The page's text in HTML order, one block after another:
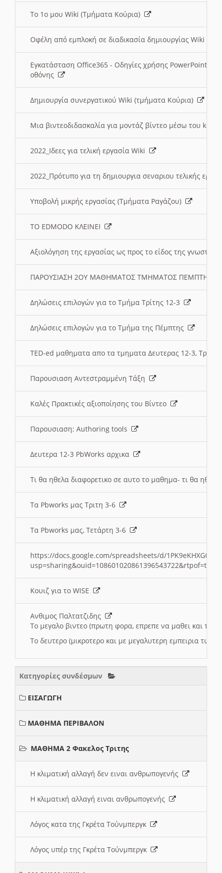
Το 1ο μου Wiki (Τμήματα Κούρια)
Οφέλη από εμπλοκή σε διαδικασία δημιουργίας Wiki
Εγκατάσταση Office365 - Οδηγίες χρήσης PowerPoint
οθόνης
Δημιουργία συνεργατικού Wiki (τμήματα Κούρια)
Μια βιντεοδιδασκαλία για μοντάζ βίντεο μέσω του
2022_Ιδεες για τελική εργασία Wiki
2022_Πρότυπο για τη δημιουργια σεναριου τελικής
Υποβολή μικρής εργασίας (Τμήματα Ραγάζου)
ΤΟ EDMODO ΚΛΕΙΝΕΙ
Αξιολόγηση της εργασίας ως προς το είδος της
ΠΑΡΟΥΣΙΑΣΗ 2ΟΥ ΜΑΘΗΜΑΤΟΣ ΤΜΗΜΑΤΟΣ
Δηλώσεις επιλογών για το Τμήμα Τρίτης 12-3
Δηλώσεις επιλογών για το Τμήμα της Πέμπτης
TED-ed μαθηματα απο τα τμηματα Δευτερας 12-3,
Παρουσιαση Αντεστραμμένη Τάξη
Καλές Πρακτικές αξιοποίησης του Βίντεο
Παρουσιαση: Authoring tools
Δευτερα 12-3 PbWorks αρχικα
Τι θα ηθελα διαφορετικο σε αυτο το μαθημα- τι θα
Τα Pbworks μας Τριτη 3-6
Τα Pbworks μας, Τετάρτη 3-6
https://docs.google.com/spreadsheets/d/
Κουιζ για το WISE
Ανθιμος Παλτατζιδης
Το μεγαλο βιντεο (πρωτη φορα, επρεπε να μαθει και το
Το δευτερο (μικροτερο και με μεγαλυτερη εμπειρια
Κατηγορίες συνδέσμων
ΕΙΣΑΓΩΓΗ
ΜΑΘΗΜΑ ΠΕΡΙΒΑΛΟΝ
ΜΑΘΗΜΑ 2 Φακελος Τριτης
Η κλιματική αλλαγή δεν ειναι ανθρωπογενής
Η κλιματική αλλαγή ειναι ανθρωπογενής
Λόγος κατα της Γκρέτα Τούνμπεργκ
Λόγος υπέρ της Γκρέτα Τούνμπεργκ